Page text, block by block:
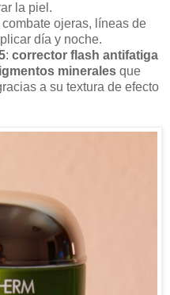
la piel.
combate ojeras, líneas de
día y noche.
: corrector flash antifatiga
minerales que
a su textura de efecto